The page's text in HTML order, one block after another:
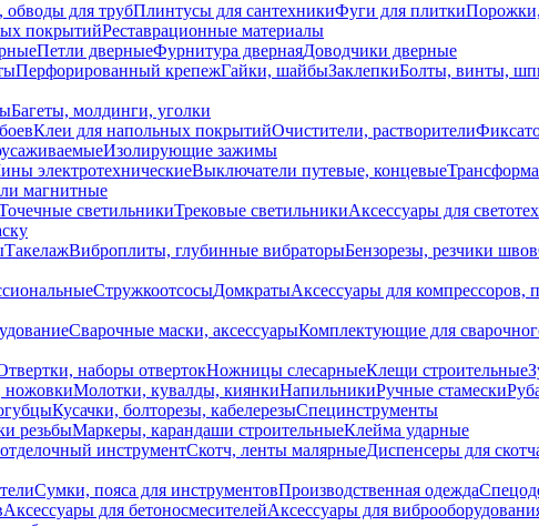
для трубПлинтусы для сантехникиФуги для плитки
покрытийРеставрационные материалы
Петли дверныеФурнитура двернаяДоводчики дверные
Перфорированный крепежГайки, шайбыЗаклепкиБолты, винты,
Багеты, молдинги, уголки
Клеи для напольных покрытийОчистители, растворители
Изолирующие зажимы
электротехническиеВыключатели путевые, концевые
магнитные
светильникиТрековые светильникиАксессуары для
ТакелажВиброплиты, глубинные вибраторыБензорезы, резчики швов
СтружкоотсосыДомкратыАксессуары для компрессоров,
Сварочные маски, аксессуарыКомплектующие для
наборы отвертокНожницы слесарныеКлещи строительные
ножовкиМолотки, кувалды, киянкиНапильникиРучные стамески
Кусачки, болторезы, кабелерезыСпецинструменты
резьбыМаркеры, карандаши строительныеКлейма ударные
инструментСкотч, ленты малярныеДиспенсеры для
Сумки, пояса для инструментовПроизводственная одежда
Аксессуары для бетоносмесителейАксессуары для